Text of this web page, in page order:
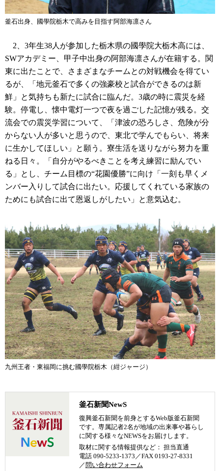
釜石出身、國學院栃木で高みを目指す阿部海凛さん
2、3年生38人が参加した栃木県の國學院大栃木高には、
SWアカデミー、甲子中出身の阿部海凛さんが在籍する。関
東に出たことで、さまざまなチームとの対戦機会を得てい
るが、「地元釜石で多くの強豪校と試合ができるのは新
鮮」と気持ちも新たに試合に臨んだ。3歳の時に震災を経
験。停電し、懐中電灯一つで夜を過ごした記憶が残る。交
流会での震災学習について、「津波の恐ろしさ、危険が分
からない人が多いと思うので、東北で学んでもらい、将来
に生かしてほしい」と願う。寮生活を送りながら努力を重
ねる日々。「自分がやるべきことを考え練習に励んでい
る」とし、チーム目標の“花園優勝”に向け「一刻も早くメ
ンバー入りして試合に出たい。応援してくれている家族の
ためにも試合に出て恩返しがしたい」と意気込む。
九州王者・東福岡に挑む國學院栃木（紺ジャージ）
釜石新聞NewS
復興釜石新聞を前身とするWeb版釜石新聞
です。専属記者2名が地域の出来事や暮らし
に関する様々なNEWSをお届けします。
取材に関する情報提供など： 担当直通
電話 090-5233-1373／FAX 0193-27-8331
／問い合わせフォーム